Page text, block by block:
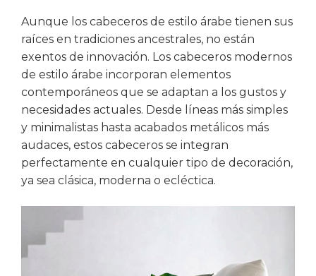
Aunque los cabeceros de estilo árabe tienen sus
raíces en tradiciones ancestrales, no están
exentos de innovación. Los cabeceros modernos
de estilo árabe incorporan elementos
contemporáneos que se adaptan a los gustos y
necesidades actuales. Desde líneas más simples
y minimalistas hasta acabados metálicos más
audaces, estos cabeceros se integran
perfectamente en cualquier tipo de decoración,
ya sea clásica, moderna o ecléctica.